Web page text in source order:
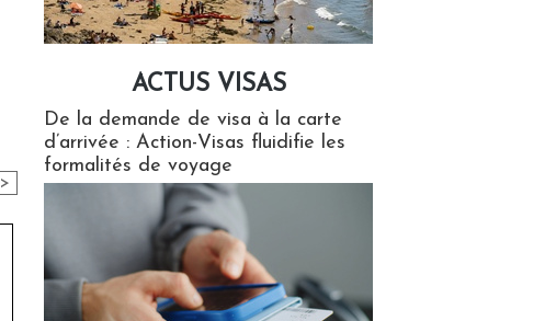
>
ACTUS VISAS
De la demande de visa à la carte
d’arrivée : Action-Visas fluidifie les
formalités de voyage